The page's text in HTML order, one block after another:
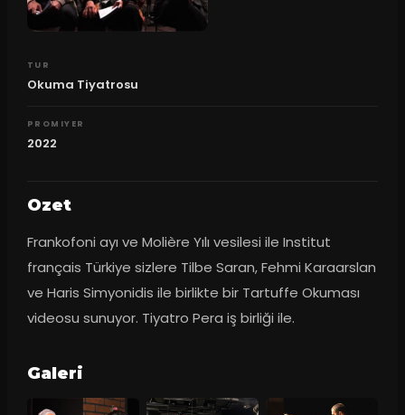
TUR
Okuma Tiyatrosu
PROMIYER
2022
Ozet
Frankofoni ayı ve Molière Yılı vesilesi ile Institut
français Türkiye sizlere Tilbe Saran, Fehmi Karaarslan
ve Haris Simyonidis ile birlikte bir Tartuffe Okuması
videosu sunuyor. Tiyatro Pera iş birliği ile.
Galeri